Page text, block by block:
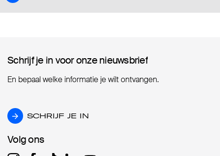
Schrijf je in voor onze nieuwsbrief
Schrijf je in voor onze nieuwsbrief
En bepaal welke informatie je wilt ontvangen.
SCHRIJF JE IN
SCHRIJF JE IN
Volg ons
Volg ons